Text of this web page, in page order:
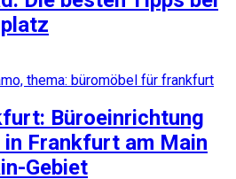
Büroeinrichtung
Frankfurt am Main
Gebiet